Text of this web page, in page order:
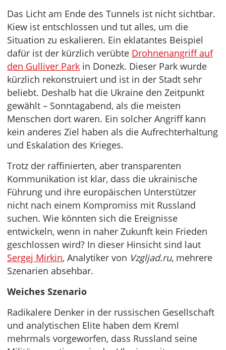
Das Licht am Ende des Tunnels ist nicht sichtbar.
Kiew ist entschlossen und tut alles, um die
Situation zu eskalieren. Ein eklatantes Beispiel
dafür ist der kürzlich verübte Drohnenangriff auf
den Gulliver Park in Donezk. Dieser Park wurde
kürzlich rekonstruiert und ist in der Stadt sehr
beliebt. Deshalb hat die Ukraine den Zeitpunkt
gewählt – Sonntagabend, als die meisten
Menschen dort waren. Ein solcher Angriff kann
kein anderes Ziel haben als die Aufrechterhaltung
und Eskalation des Krieges.
Trotz der raffinierten, aber transparenten
Kommunikation ist klar, dass die ukrainische
Führung und ihre europäischen Unterstützer
nicht nach einem Kompromiss mit Russland
suchen. Wie könnten sich die Ereignisse
entwickeln, wenn in naher Zukunft kein Frieden
geschlossen wird? In dieser Hinsicht sind laut
Sergej Mirkin, Analytiker von Vzgljad.ru, mehrere
Szenarien absehbar.
Weiches Szenario
Radikalere Denker in der russischen Gesellschaft
und analytischen Elite haben dem Kreml
mehrmals vorgeworfen, dass Russland seine